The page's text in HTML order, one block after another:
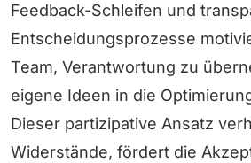
Feedback-Schleifen und
Entscheidungsprozesse
Team, Verantwortung zu
eigene Ideen in die
Dieser partizipative Ansatz
Widerstände, fördert die